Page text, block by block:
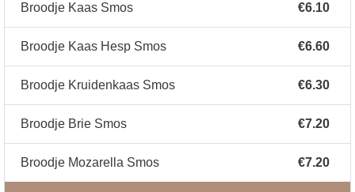
Broodje Kaas Smos €6.10
Broodje Kaas Hesp Smos €6.60
Broodje Kruidenkaas Smos €6.30
Broodje Brie Smos €7.20
Broodje Mozarella Smos €7.20